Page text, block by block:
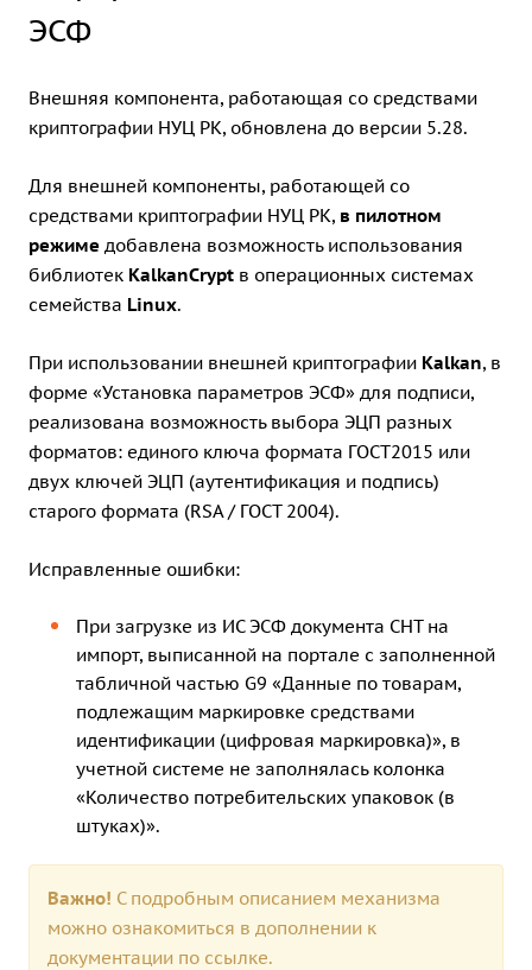
ЭСФ
Внешняя компонента, работающая со средствами
криптографии НУЦ РК, обновлена до версии 5.28.
Для внешней компоненты, работающей со
средствами криптографии НУЦ РК, в пилотном
режиме добавлена возможность использования
библиотек KalkanCrypt в операционных системах
семейства Linux.
При использовании внешней криптографии Kalkan, в
форме «Установка параметров ЭСФ» для подписи,
реализована возможность выбора ЭЦП разных
форматов: единого ключа формата ГОСТ2015 или
двух ключей ЭЦП (аутентификация и подпись)
старого формата (RSA / ГОСТ 2004).
Исправленные ошибки:
При загрузке из ИС ЭСФ документа СНТ на
импорт, выписанной на портале с заполненной
табличной частью G9 «Данные по товарам,
подлежащим маркировке средствами
идентификации (цифровая маркировка)», в
учетной системе не заполнялась колонка
«Количество потребительских упаковок (в
штуках)».
Важно! С подробным описанием механизма
можно ознакомиться в дополнении к
документации по ссылке.